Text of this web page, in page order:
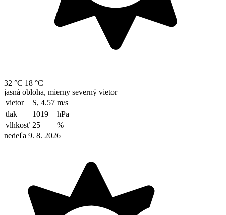
32 °C 18 °C
jasná obloha, mierny severný vietor
vietor
S, 4.57 m/s
tlak
1019
hPa
vlhkosť 25
%
nedeľa 9. 8. 2026